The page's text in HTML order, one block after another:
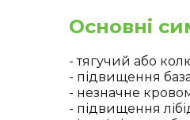
Основні
- тягучий або
- підвищення
- незначне
- підвищення